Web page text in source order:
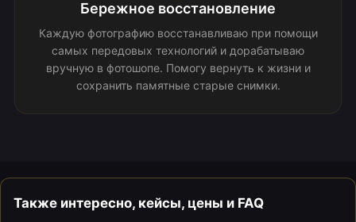
Бережное восстановление
Каждую фотографию восстанавливаю при помощи
самых передовых технологий и дорабатываю
вручную в фотошопе. Помогу вернуть к жизни и
сохранить памятные старые снимки.
Также интересно, кейсы, цены и FAQ